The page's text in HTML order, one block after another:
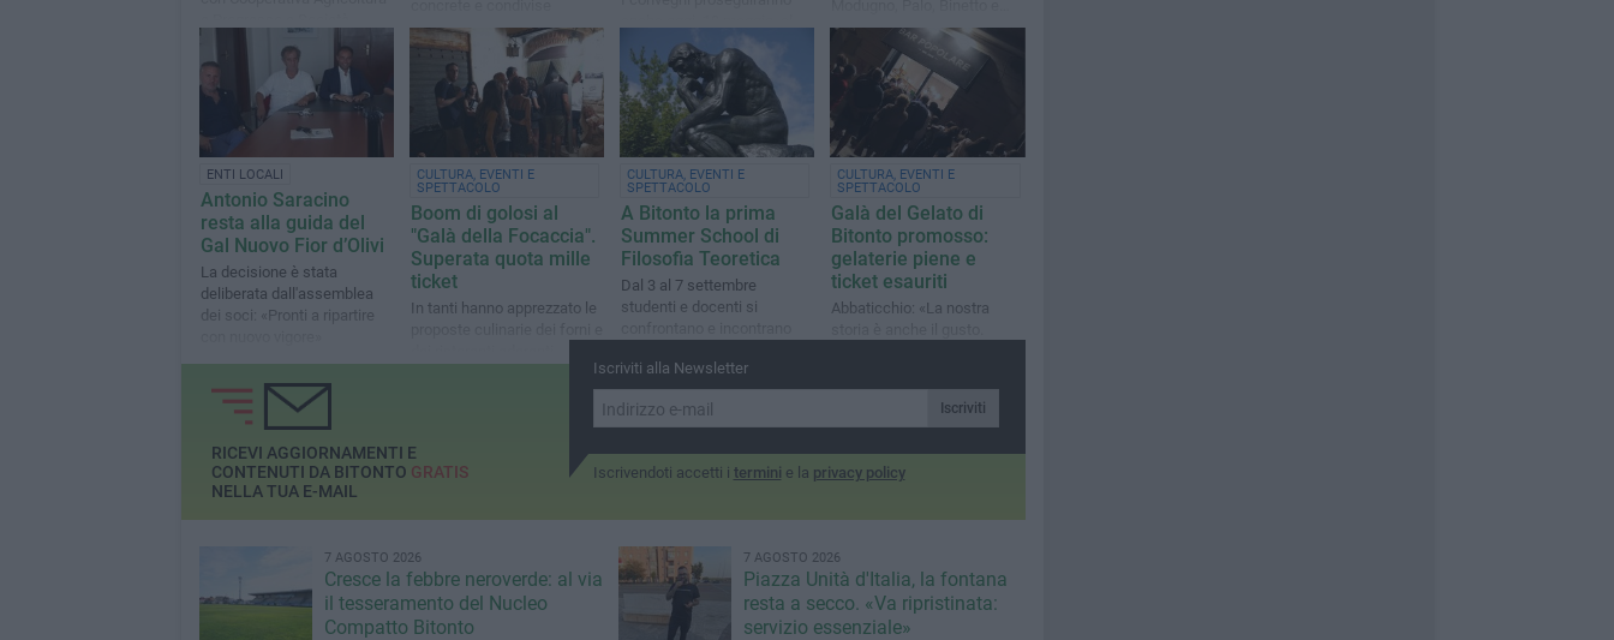
Agricola Paduanelli
teatro Traetta di Bitonto
Grumo
ENTI LOCALI
Antonio Saracino
resta alla guida del
Gal Nuovo Fior d’Olivi
La decisione è stata
deliberata dall'assemblea
dei soci: «Pronti a ripartire
CULTURA, EVENTI E
SPETTACOLO
Boom di golosi al
"Galà della Focaccia".
Superata quota mille
ticket
In tanti hanno apprezzato le
CULTURA, EVENTI E
SPETTACOLO
A Bitonto la prima
Summer School di
Filosofia Teoretica
Dal 3 al 7 settembre
studenti e docenti si
internazionale
CULTURA, EVENTI E
SPETTACOLO
Galà del Gelato di
Bitonto promosso:
gelaterie piene e
ticket esauriti
Abbaticchio: «La nostra
l'olio d'oliva»
Iscriviti alla Newsletter
Iscriviti
Iscrivendoti accetti i termini e la privacy policy
RICEVI AGGIORNAMENTI E
CONTENUTI DA BITONTO GRATIS
NELLA TUA E-MAIL
7 AGOSTO 2026
Cresce la febbre neroverde: al via
il tesseramento del Nucleo
Compatto Bitonto
7 AGOSTO 2026
Piazza Unità d'Italia, la fontana
resta a secco. «Va ripristinata:
servizio essenziale»